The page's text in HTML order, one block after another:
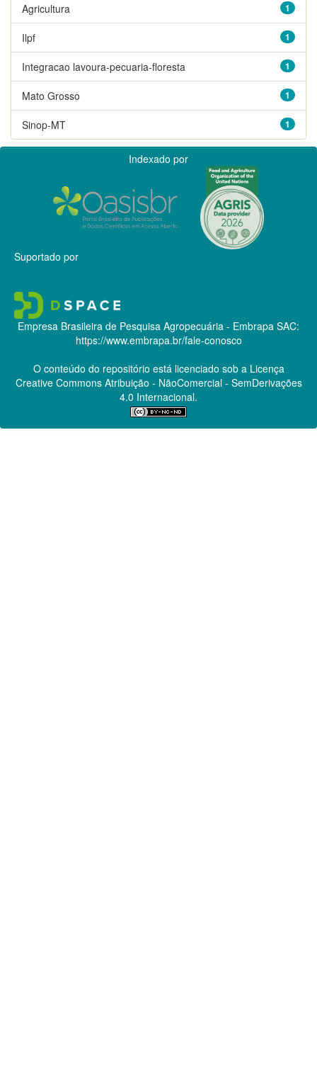
1
Agricultura
1
Ilpf
1
Integracao lavoura-pecuaria-floresta
1
Mato Grosso
1
Sinop-MT
Indexado por
Suportado por
Empresa Brasileira de Pesquisa Agropecuária - Embrapa SAC:
https://www.embrapa.br/fale-conosco
O conteúdo do repositório está licenciado sob a Licença
Creative CommonsAtribuição - NãoComercial - SemDerivações
4.0 Internacional.